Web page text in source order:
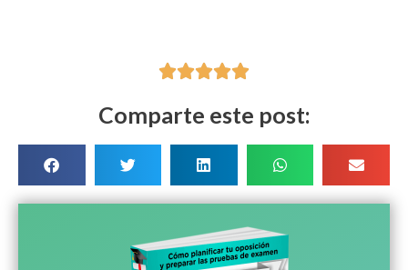

Comparte este post: